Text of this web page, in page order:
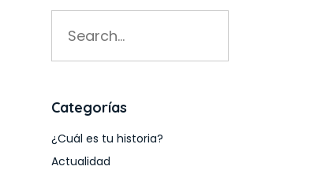
for:
Categorías
¿Cuál es tu historia?
Actualidad